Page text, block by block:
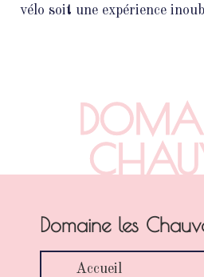
vélo soit une expérience
Domaine les
Accueil